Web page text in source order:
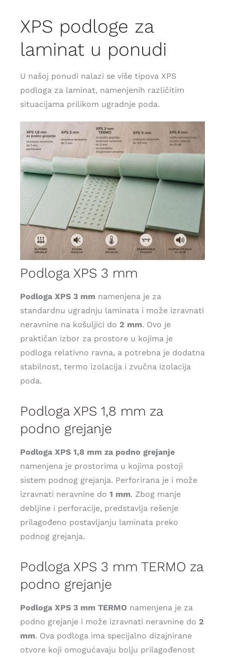
XPS podloge za
laminat u ponudi
U našoj ponudi nalazi se više tipova XPS
podloga za laminat, namenjenih različitim
situacijama prilikom ugradnje poda.
Podloga XPS 3 mm
Podloga XPS 3 mm namenjena je za
standardnu ugradnju laminata i može izravnati
neravnine na košuljici do 2 mm. Ovo je
praktičan izbor za prostore u kojima je
podloga relativno ravna, a potrebna je dodatna
stabilnost, termo izolacija i zvučna izolacija
poda.
Podloga XPS 1,8 mm za
podno grejanje
Podloga XPS 1,8 mm za podno grejanje
namenjena je prostorima u kojima postoji
sistem podnog grejanja. Perforirana je i može
izravnati neravnine do 1 mm. Zbog manje
debljine i perforacije, predstavlja rešenje
prilagođeno postavljanju laminata preko
podnog grejanja.
Podloga XPS 3 mm TERMO za
podno grejanje
Podloga XPS 3 mm TERMO namenjena je za
podno grejanje i može izravnati neravnine do 2
mm. Ova podloga ima specijalno dizajnirane
otvore koji omogućavaju bolju prilagođenost